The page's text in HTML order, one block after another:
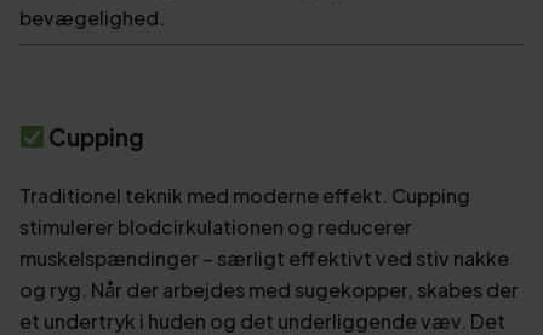
bevægelighed.
Cupping
Traditionel teknik med moderne effekt. Cupping
stimulerer blodcirkulationen og reducerer
muskelspændinger – særligt effektivt ved stiv nakke
og ryg. Når der arbejdes med sugekopper, skabes der
et undertryk i huden og det underliggende væv. Det